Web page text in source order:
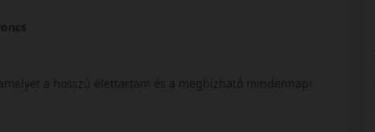
a hosszú élettartam és a megbízható mindennapi